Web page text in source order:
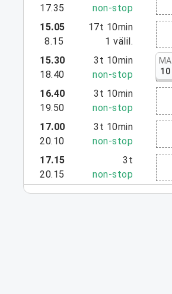
17.35
non-stop
15.05
8.15
17t 10min
1 välil.
15.30
18.40
3t 10min
non-stop
MA
10
16.40
19.50
3t 10min
non-stop
17.00
20.10
3t 10min
non-stop
17.15
20.15
3t
non-stop